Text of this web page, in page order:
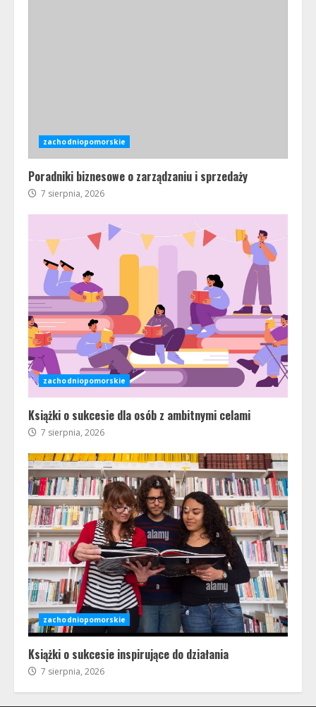
zachodniopomorskie
Poradniki biznesowe o zarządzaniu i sprzedaży
7 sierpnia, 2026
zachodniopomorskie
Książki o sukcesie dla osób z ambitnymi celami
7 sierpnia, 2026
zachodniopomorskie
Książki o sukcesie inspirujące do działania
7 sierpnia, 2026